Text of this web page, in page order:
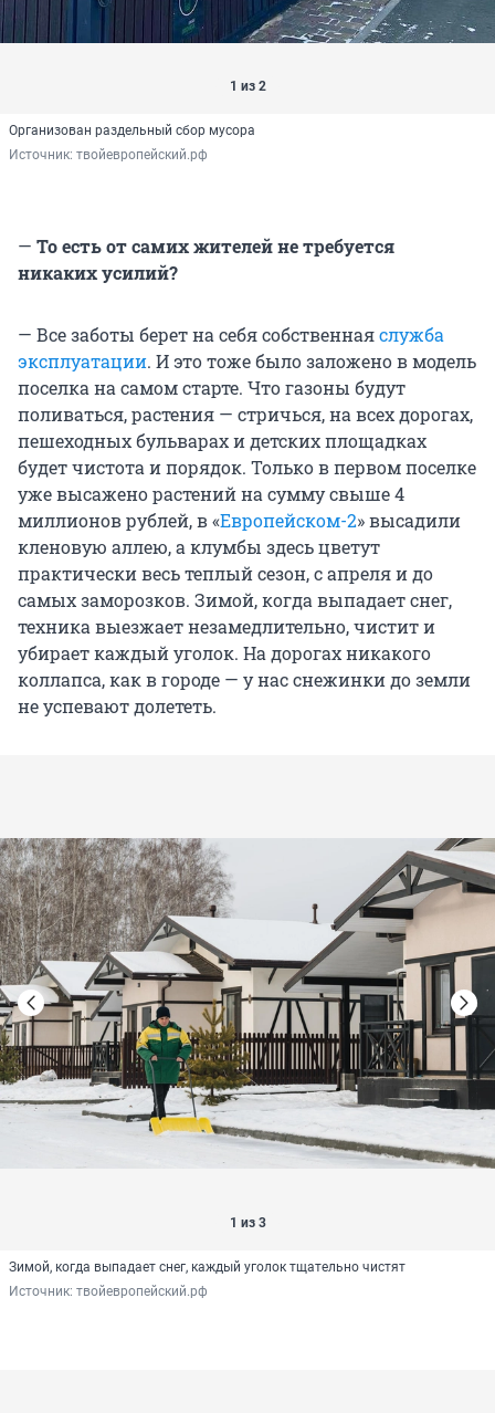
1 из 2
Организован раздельный сбор мусора
Источник: твойевропейский.рф
— То есть от самих жителей не требуется
никаких усилий?
— Все заботы берет на себя собственнаяслужба
эксплуатации. И это тоже было заложено в модель
поселка на самом старте. Что газоны будут
поливаться, растения — стричься, на всех дорогах,
пешеходных бульварах и детских площадках
будет чистота и порядок. Только в первом поселке
уже высажено растений на сумму свыше 4
миллионов рублей, в «Европейском-2» высадили
кленовую аллею, а клумбы здесь цветут
практически весь теплый сезон, с апреля и до
самых заморозков. Зимой, когда выпадает снег,
техника выезжает незамедлительно, чистит и
убирает каждый уголок. На дорогах никакого
коллапса, как в городе — у нас снежинки до земли
не успевают долететь.
1 из 3
Зимой, когда выпадает снег, каждый уголок тщательно чистят
Источник: твойевропейский.рф